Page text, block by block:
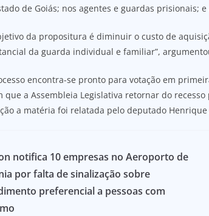
de Goiás; nos agentes e guardas prisionais;
da propositura é diminuir o custo de
da guarda individual e familiar”,
encontra-se pronto para votação em
que a Assembleia Legislativa retornar do
a matéria foi relatada pelo deputado Henrique
notifica 10 empresas no Aeroporto de
por falta de sinalização sobre
preferencial a pessoas com